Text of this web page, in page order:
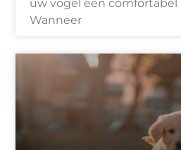
uw vogel een
Wanneer